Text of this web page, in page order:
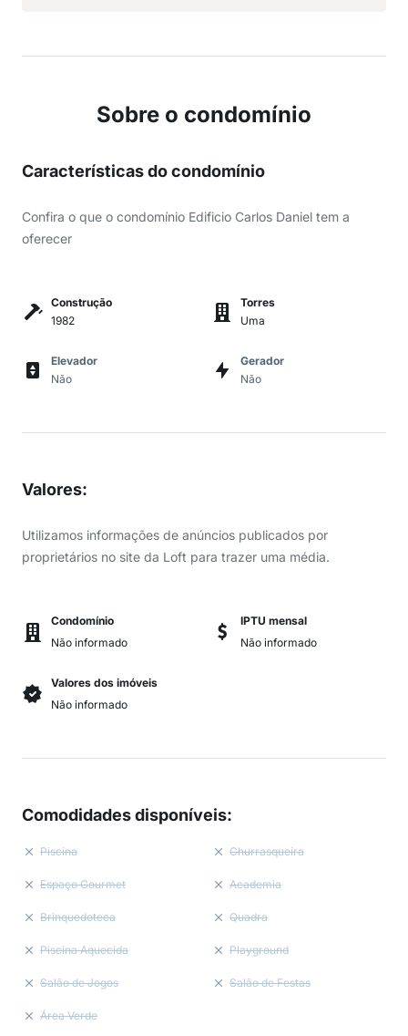
Sobre o condomínio
Características do condomínio
Confira o que o condomínio Edificio Carlos Daniel tem a
oferecer
Construção
1982
Torres
Uma
Elevador
Não
Gerador
Não
Valores:
Utilizamos informações de anúncios publicados por
proprietários no site da Loft para trazer uma média.
Condomínio
Não informado
IPTU mensal
Não informado
Valores dos imóveis
Não informado
Comodidades disponíveis:
Piscina Churrasqueira
Espaço Gourmet Academia
Brinquedoteca Quadra
Piscina Aquecida Playground
Salão de Jogos Salão de Festas
Área Verde